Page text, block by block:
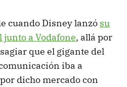
cuando Disney lanzó su
a Vodafone, allá por
que el gigante del
iba a
dicho mercado con